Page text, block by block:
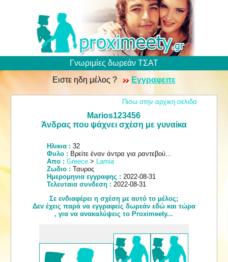
Γνωριμίες δωρεάν ΤΣΑΤ
Ειστε ηδη μέλος ?
Εγγραφειτε
Πισω στην αρχικη σελιδα
Marios123456
Άνδρας που ψάχνει σχέση με γυναίκα
Ηλικια : 32
Φυλο : Βρείτε έναν άντρα για ραντεβού...
Απο : Greece> Lamia
Ζωδιο : Ταυρος
Ημερομηνια εγγραφης : 2022-08-31
Τελευταια συνδεση : 2022-08-31
Σε ενδιαφέρει η σχέση με αυτό το μέλος;
Δεν έχεις παρά να εγγραφείς δωρεάν εδώ και τώρα
, για να ανακαλύψεις το Proximeety...